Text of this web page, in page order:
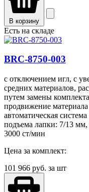
В корзину
Есть на складе
BRC-8750-003
с отключением игл, с
средних материалов,
путем замены
продвижение
автоматическая
подъема лапки: 7/13 мм,
3000 ст/мин
Цена за комплект:
101 966 руб. за шт